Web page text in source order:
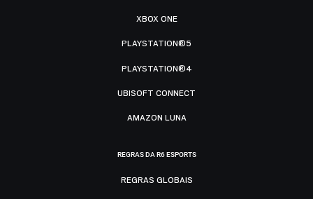
XBOX ONE
PLAYSTATION®5
PLAYSTATION®4
UBISOFT CONNECT
AMAZON LUNA
REGRAS DA R6 ESPORTS
REGRAS GLOBAIS